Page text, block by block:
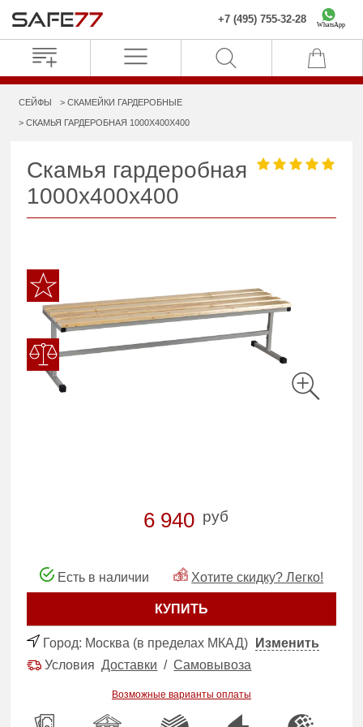
+7 (495) 755-32-28 WhatsApp
СЕЙФЫ СКАМЕЙКИ ГАРДЕРОБНЫЕ
СКАМЬЯ ГАРДЕРОБНАЯ 1000X400X400
Скамья гардеробная
1000x400x400
6 940 руб
Есть в наличии Хотите скидку? Легко!
КУПИТЬ
Город: Москва (в пределах МКАД)
Изменить
УсловияДоставки /Самовывоза
Возможные варианты оплаты